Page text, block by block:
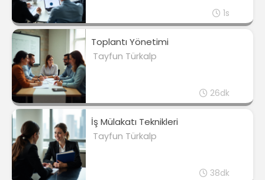
1s
Toplantı Yönetimi
Tayfun Türkalp
26dk
İş Mülakatı Teknikleri
Tayfun Türkalp
38dk